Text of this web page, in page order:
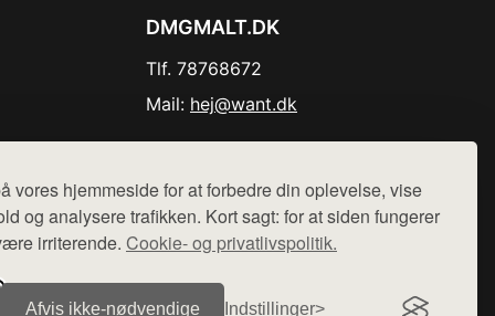
vores hjemmeside for at forbedre din oplevelse, vise
og analysere trafikken. Kort sagt: for at siden fungerer
irriterende. Cookie- og privatlivspolitik.
Afvis ikke‑nødvendige Indstillinger
DMGMALT.DK
Tlf. 78768672
Mail: hej@want.dk
sælges ikke varer fra denne side - vi henviser til de shops,